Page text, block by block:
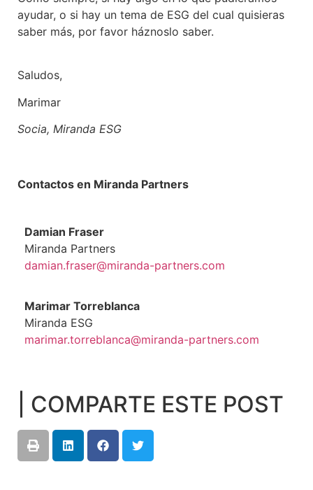
ayudar, o si hay un tema de ESG del cual quisieras
saber más, por favor háznoslo saber.
Saludos,
Marimar
Socia, Miranda ESG
Contactos en Miranda Partners
Damian Fraser
Miranda Partners
damian.fraser@miranda-partners.com
Marimar Torreblanca
Miranda ESG
marimar.torreblanca@miranda-partners.com
| COMPARTE ESTE POST